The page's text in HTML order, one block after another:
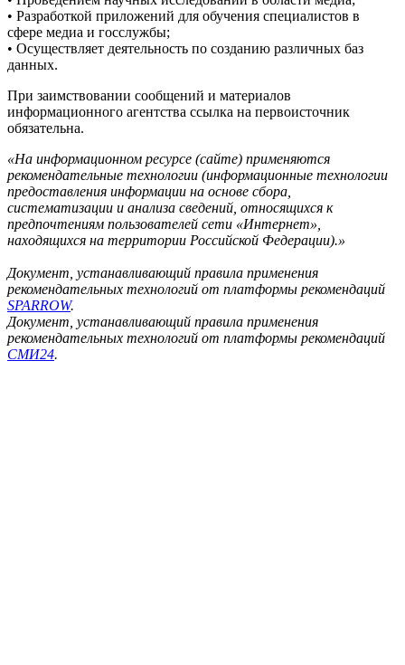
• Разработкой приложений для обучения специалистов в
сфере медиа и госслужбы;
• Осуществляет деятельность по созданию различных баз
данных.
При заимствовании сообщений и материалов
информационного агентства ссылка на первоисточник
обязательна.
«На информационном ресурсе (сайте) применяются
рекомендательные технологии (информационные технологии
предоставления информации на основе сбора,
систематизации и анализа сведений, относящихся к
предпочтениям пользователей сети «Интернет»,
находящихся на территории Российской Федерации).»
Документ, устанавливающий правила применения
рекомендательных технологий от платформы рекомендаций
SPARROW.
Документ, устанавливающий правила применения
рекомендательных технологий от платформы рекомендаций
СМИ24.